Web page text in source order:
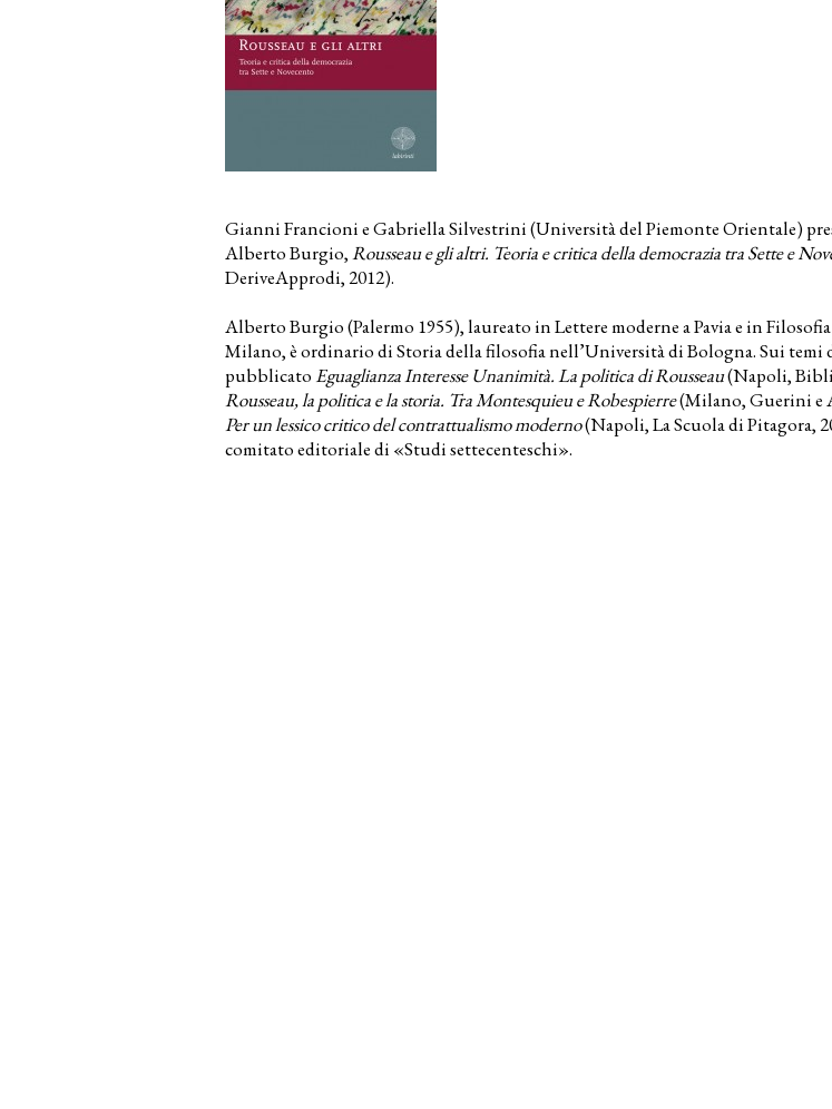
Gianni Francioni e Gabriella Silvestrini (Università del Piemonte Orientale)
Alberto Burgio,Rousseau e gli altri. Teoria e critica della democrazia tra Sette e
DeriveApprodi, 2012).
Alberto Burgio (Palermo 1955), laureato in Lettere moderne a Pavia e in
Milano, è ordinario di Storia della filosofia nell’Università di Bologna. Sui temi
pubblicato Eguaglianza Interesse Unanimità. La politica di Rousseau(Napoli,
Rousseau, la politica e la storia. Tra Montesquieu e Robespierre(Milano, Guerini e
Per un lessico critico del contrattualismo moderno(Napoli, La Scuola di Pitagora,
comitato editoriale di «Studi settecenteschi».